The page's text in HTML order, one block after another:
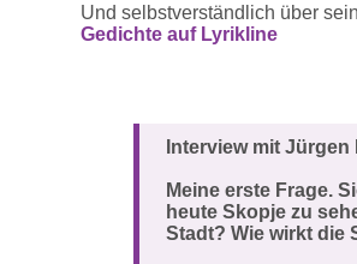
Und selbstverständlich über
Gedichte auf Lyrikline
Interview mit
Meine erste Frage.
heute Skopje zu
Stadt? Wie wirkt die